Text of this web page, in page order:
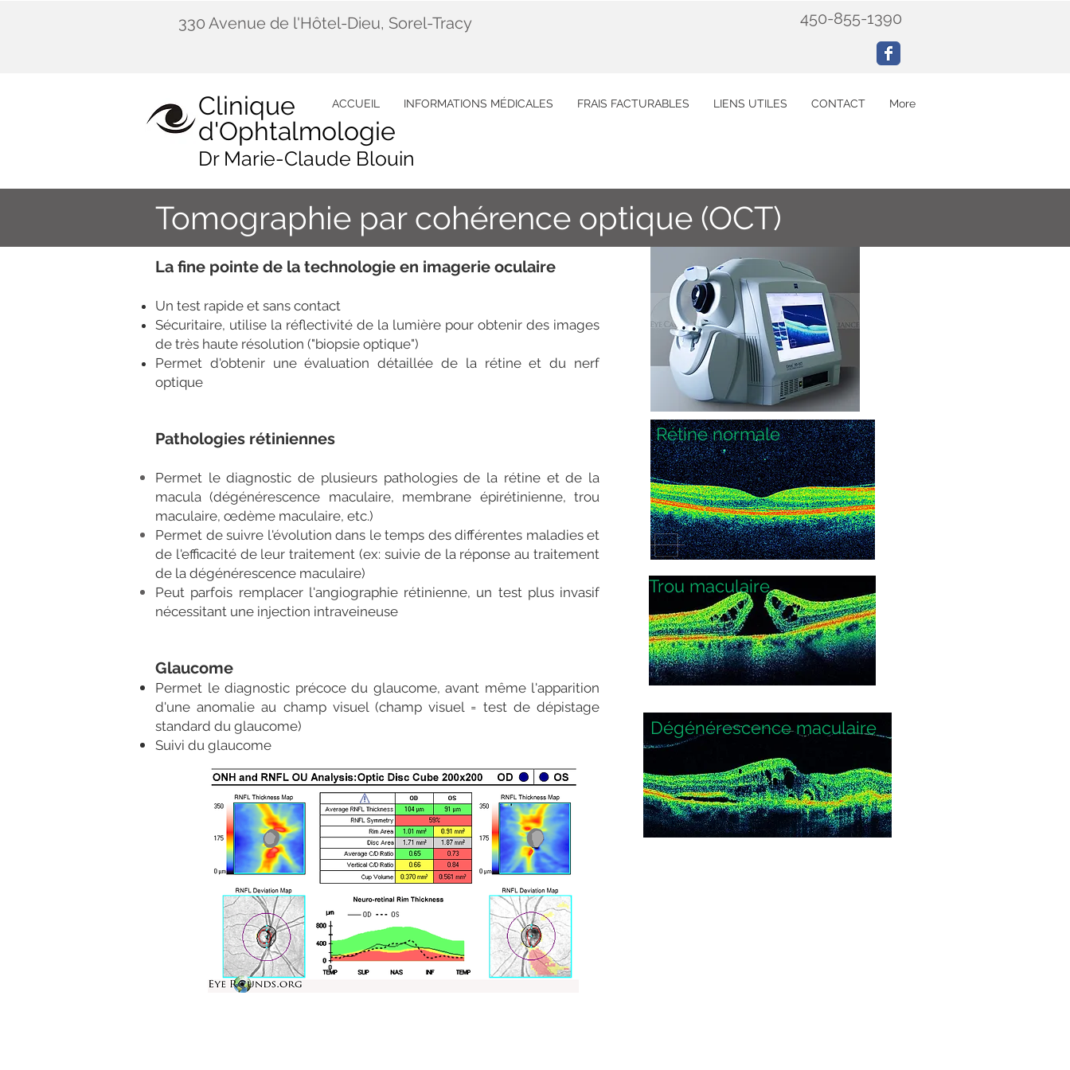
330 Avenue de l'Hôtel-Dieu, Sorel-Tracy 450-855-1390
Clinique
d'Ophtalmologie
Dr Marie-Claude Blouin
ACCUEIL INFORMATIONS MÉDICALES FRAIS FACTURABLES LIENS UTILES CONTACT More
Tomographie par cohérence optique (OCT)
La fine pointe de la technologie en imagerie oculaire
Un test rapide et sans contact
Sécuritaire, utilise la réflectivité de la lumière pour obtenir des images
de très haute résolution ("biopsie optique")
Permet d'obtenir une évaluation détaillée de la rétine et du nerf
optique
Pathologies rétiniennes
Permet le diagnostic de plusieurs pathologies de la rétine et de la
macula (dégénérescence maculaire, membrane épirétinienne, trou
maculaire, œdème maculaire, etc.)
Permet de suivre l'évolution dans le temps des différentes maladies et
de l'efficacité de leur traitement (ex: suivie de la réponse au traitement
de la dégénérescence maculaire)
Peut parfois remplacer l'angiographie rétinienne, un test plus invasif
nécessitant une injection intraveineuse
Glaucome
Permet le diagnostic précoce du glaucome, avant même l'apparition
d'une anomalie au champ visuel (champ visuel = test de dépistage
standard du glaucome)
Suivi du glaucome
Rétine normale
Trou maculaire
Dégénérescence maculaire